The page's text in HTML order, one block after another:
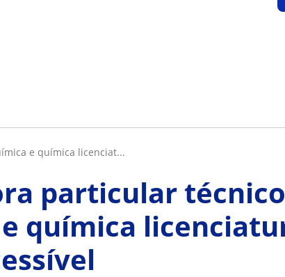
e química licenciat...
particular
química